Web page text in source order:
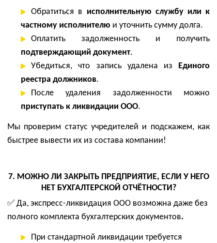
Обратиться в исполнительную службу или к
частному исполнителю и уточнить сумму долга.
Оплатить задолженность и получить
подтверждающий документ.
Убедиться, что запись удалена из Единого
реестра должников.
После удаления задолженности можно
приступать к ликвидации ООО.
Мы проверим статус учредителей и подскажем, как
быстрее вывести их из состава компании!
7. МОЖНО ЛИ ЗАКРЫТЬ ПРЕДПРИЯТИЕ, ЕСЛИ У НЕГО
НЕТ БУХГАЛТЕРСКОЙ ОТЧЁТНОСТИ?
✅ Да, экспресс-ликвидация ООО возможна даже без
полного комплекта бухгалтерских документов.
При стандартной ликвидации требуется